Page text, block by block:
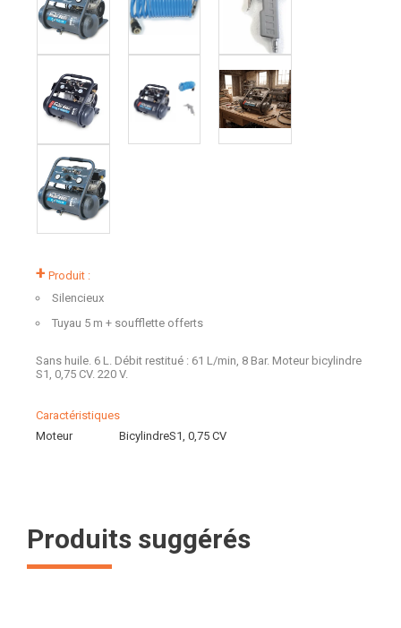
+ Produit :
Silencieux
Tuyau 5 m + soufflette offerts
Caractéristiques
Moteur
BicylindreS1, 0,75 CV
Sans huile. 6 L. Débit restitué : 61 L/min, 8 Bar. Moteur bicylindre
S1, 0,75 CV. 220 V.
Produits suggérés